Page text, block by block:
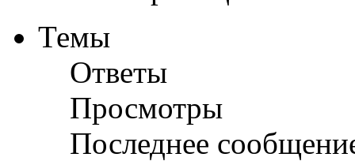
Темы
Ответы
Просмотры
Последнее